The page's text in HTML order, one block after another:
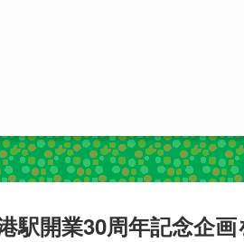
駅開業30周年記念企画